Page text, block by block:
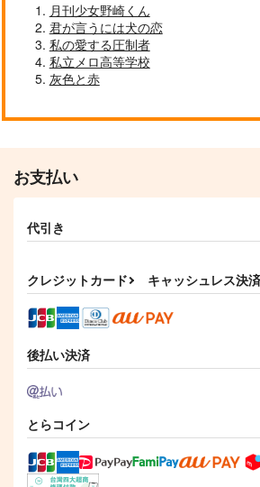
月刊少女野崎くん
君が言うには犬の恋
私の愛する圧制者
私立メロ高等学校
灰色と赤
お支払い
代引き
クレジットカード キャッシュレス決済
後払い決済
とらコイン